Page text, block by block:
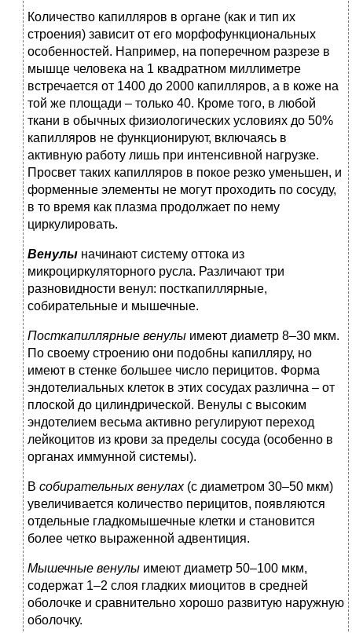
Количество капилляров в органе (как и тип их
строения) зависит от его морфофункциональных
особенностей. Например, на поперечном разрезе в
мышце человека на 1 квадратном миллиметре
встречается от 1400 до 2000 капилляров, а в коже на
той же площади – только 40. Кроме того, в любой
ткани в обычных физиологических условиях до 50%
капилляров не функционируют, включаясь в
активную работу лишь при интенсивной нагрузке.
Просвет таких капилляров в покое резко уменьшен, и
форменные элементы не могут проходить по сосуду,
в то время как плазма продолжает по нему
циркулировать.
Венулы начинают систему оттока из
микроциркуляторного русла. Различают три
разновидности венул: посткапиллярные,
собирательные и мышечные.
Посткапиллярные венулы имеют диаметр 8–30 мкм.
По своему строению они подобны капилляру, но
имеют в стенке большее число перицитов. Форма
эндотелиальных клеток в этих сосудах различна – от
плоской до цилиндрической. Венулы с высоким
эндотелием весьма активно регулируют переход
лейкоцитов из крови за пределы сосуда (особенно в
органах иммунной системы).
В собирательных венулах (с диаметром 30–50 мкм)
увеличивается количество перицитов, появляются
отдельные гладкомышечные клетки и становится
более четко выраженной адвентиция.
Мышечные венулы имеют диаметр 50–100 мкм,
содержат 1–2 слоя гладких миоцитов в средней
оболочке и сравнительно хорошо развитую наружную
оболочку.